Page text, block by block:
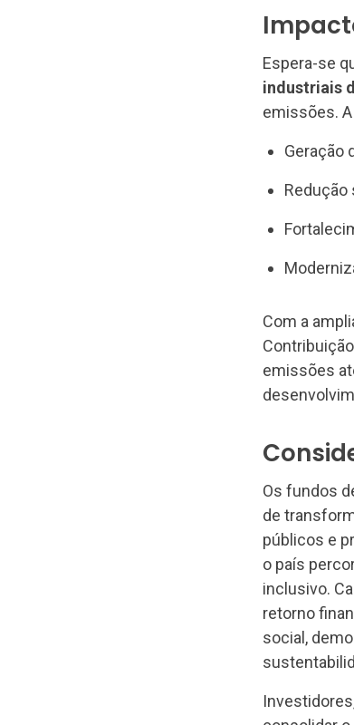
Espera-se
industriais
emissões.
Geração
Com a
emissões
Os fundos
de
públicos e
o país
inclusivo.
retorno
social,